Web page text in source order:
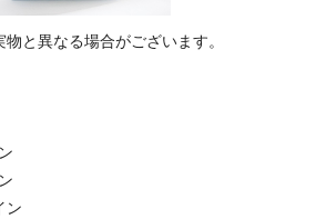
と異なる場合がございます。
ン